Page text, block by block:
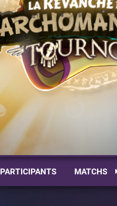
PARTICIPANTS MATCHS